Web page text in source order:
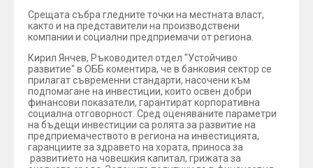
Срещата събра гледните точки на местната власт,
както и на представители на производствени
компании и социални предприемачи от региона.
Кирил Янчев, Ръководител отдел "Устойчиво
развитие" в ОББ коментира, че в банковия сектор се
прилагат съвременни стандарти, насочени към
подпомагане на инвестиции, които освен добри
финансови показатели, гарантират корпоративна
социална отговорност. Сред оценяваните параметри
на бъдещи инвестиции са ролята за развитие на
предприемачеството в региона на инвестицията,
гаранциите за здравето на хората, приноса за
развитието на човешкия капитал, грижата за